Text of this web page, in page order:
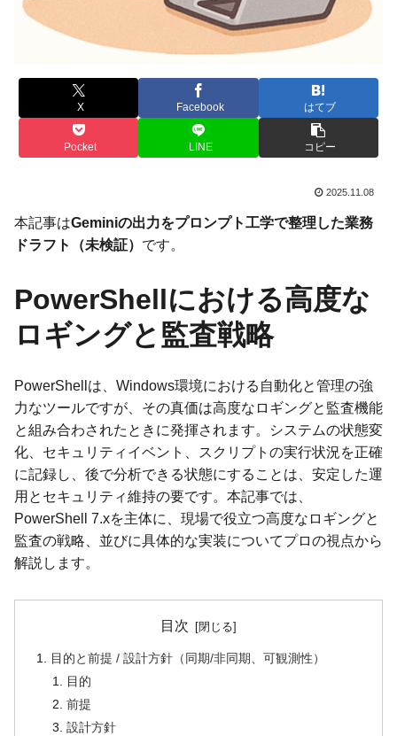
X Facebook はてブ
Pocket LINE コピー
2025.11.08
本記事はGeminiの出力をプロンプト工学で整理した業務
ドラフト（未検証） です。
PowerShellにおける高度な
ロギングと監査戦略
PowerShellは、Windows環境における自動化と管理の強
力なツールですが、その真価は高度なロギングと監査機能
と組み合わされたときに発揮されます。システムの状態変
化、セキュリティイベント、スクリプトの実行状況を正確
に記録し、後で分析できる状態にすることは、安定した運
用とセキュリティ維持の要です。本記事では、
PowerShell 7.xを主体に、現場で役立つ高度なロギングと
監査の戦略、並びに具体的な実装についてプロの視点から
解説します。
目次
目的と前提 / 設計方針（同期/非同期、可観測性）
目的
前提
設計方針